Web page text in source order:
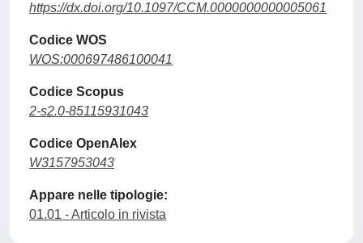
https://dx.doi.org/10.1097/CCM.0000000000005061
Codice WOS
WOS:000697486100041
Codice Scopus
2-s2.0-85115931043
Codice OpenAlex
W3157953043
Appare nelle tipologie:
01.01 - Articolo in rivista